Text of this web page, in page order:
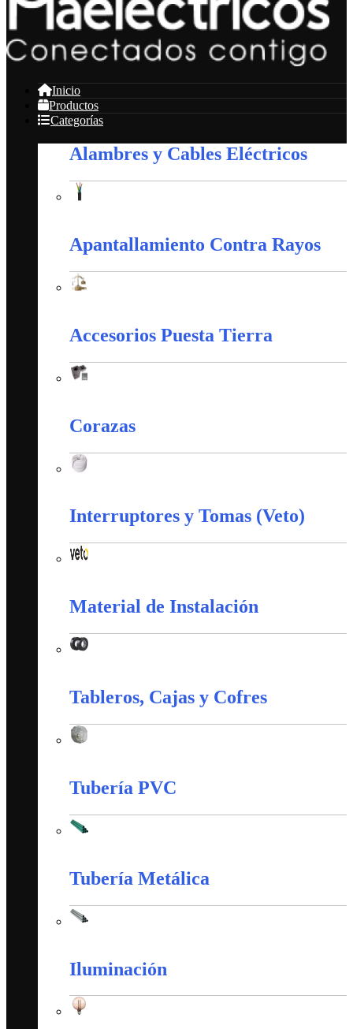
Inicio
Productos
Categorías
Alambres y Cables Eléctricos
Apantallamiento Contra Rayos
Accesorios Puesta Tierra
Corazas
Interruptores y Tomas (Veto)
Material de Instalación
Tableros, Cajas y Cofres
Tubería PVC
Tubería Metálica
Iluminación